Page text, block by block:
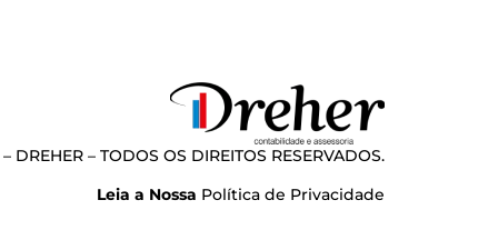
DREHER – TODOS OS DIREITOS RESERVADOS.
Leia a Nossa Política de Privacidade